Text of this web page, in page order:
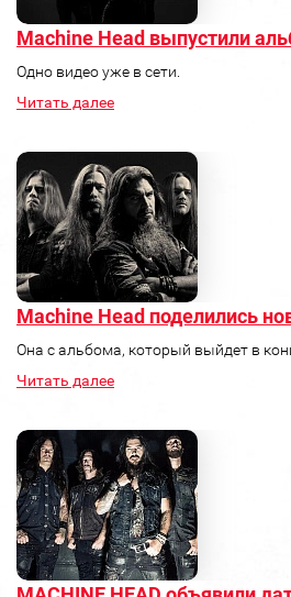
Machine Head выпустили
Одно видео уже в сети.
Читать далее
Machine Head поделились
Она с альбома, который выйдет в
Читать далее